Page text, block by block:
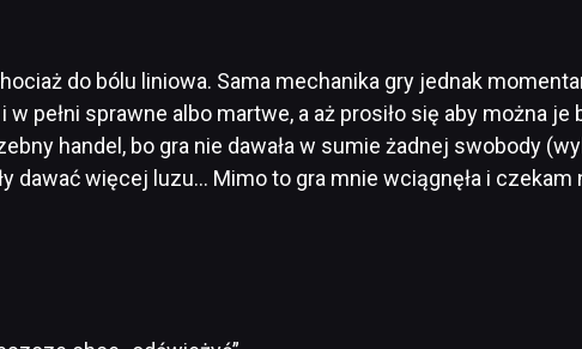
do bólu liniowa. Sama mechanika gry jednak
pełni sprawne albo martwe, a aż prosiło się aby można je
handel, bo gra nie dawała w sumie żadnej swobody
dawać więcej luzu… Mimo to gra mnie wciągnęła i czekam